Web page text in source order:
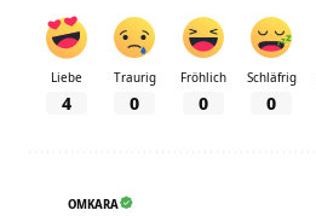
Liebe
4
Traurig
0
Fröhlich
0
Schläfrig
0
OMKARA